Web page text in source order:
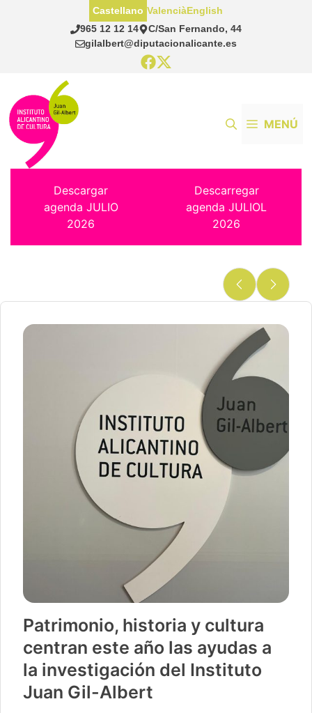
965 12 12 14
C/San Fernando, 44
gilalbert@diputacionalicante.es
Castellano ValenciàEnglish
MENÚ
Descargar
agenda JULIO
2026
Descarregar
agenda JULIOL
2026
Patrimonio, historia y cultura
centran este año las ayudas a
la investigación del Instituto
Juan Gil-Albert